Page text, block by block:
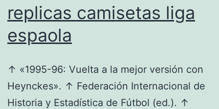
replicas camisetas liga
espaola
↑ «1995-96: Vuelta a la mejor versión con
Heynckes». ↑ Federación Internacional de
Historia y Estadística de Fútbol (ed.). ↑